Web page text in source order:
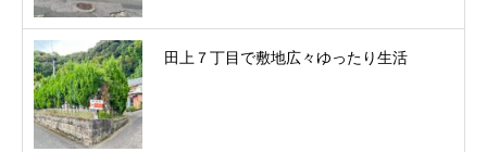
田上７丁目で敷地広々ゆったり生活